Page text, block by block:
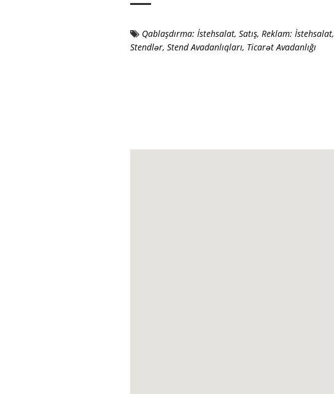
Qablaşdırma: İstehsalat, Satış, Reklam: İstehsalat,
Stendlər, Stend Avadanlıqları, Ticarət Avadanlığı